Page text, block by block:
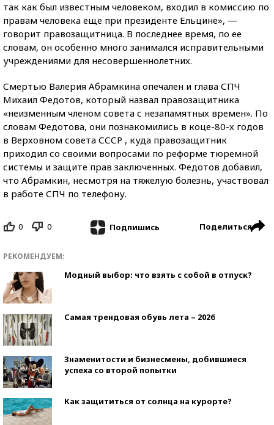
так как был известным человеком, входил в комиссию по
правам человека еще при президенте Ельцине», —
говорит правозащитница. В последнее время, по ее
словам, он особенно много занимался исправительными
учреждениями для несовершеннолетних.
Смертью Валерия Абрамкина опечален и глава СПЧ
Михаил Федотов, который назвал правозащитника
«неизменным членом совета с незапамятных времен». По
словам Федотова, они познакомились в коце-80-х годов
в Верховном совета СССР , куда правозащитник
приходил со своими вопросами по реформе тюремной
системы и защите прав заключенных. Федотов добавил,
что Абрамкин, несмотря на тяжелую болезнь, участвовал
в работе СПЧ по телефону.
0 0 Подпишись Поделиться
РЕКОМЕНДУЕМ:
Модный выбор: что взять с собой в отпуск?
Самая трендовая обувь лета – 2026
Знаменитости и бизнесмены, добившиеся
успеха со второй попытки
Как защититься от солнца на курорте?